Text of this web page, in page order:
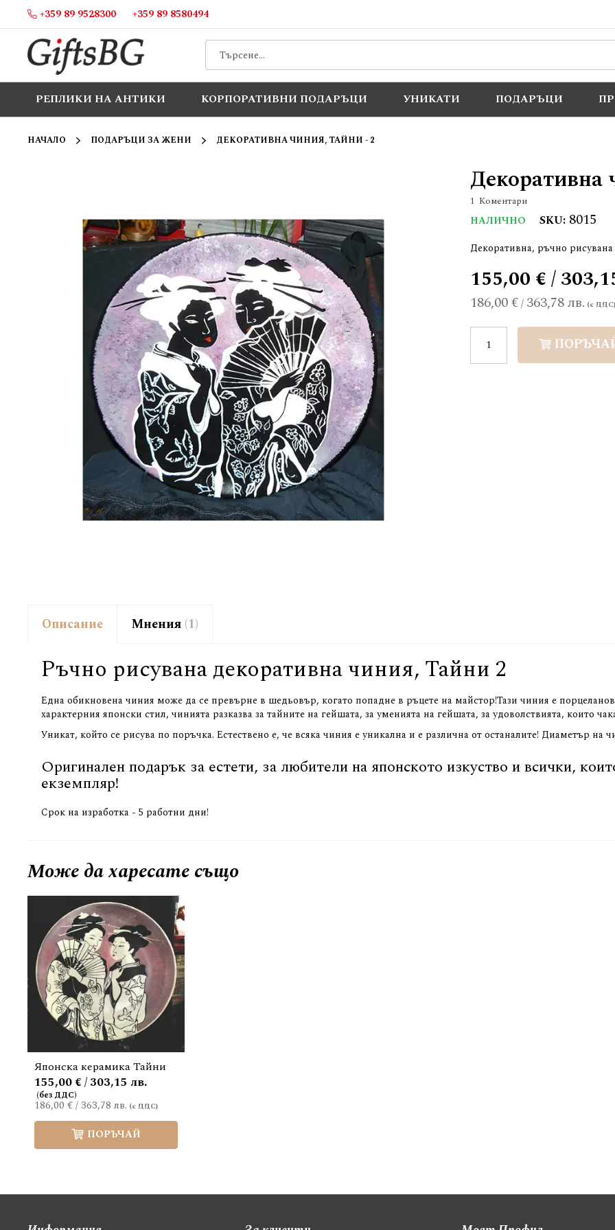
Прескачане
съдържанието
+359 89 9528300 +359 89 8580494
РЕПЛИКИ НА АНТИКИ КОРПОРАТИВНИ ПОДАРЪЦИ УНИКАТИ ПОДАРЪЦИ
НАЧАЛО ПОДАРЪЦИ ЗА ЖЕНИ ДЕКОРАТИВНА ЧИНИЯ, ТАЙНИ - 2
Декоративна
1 Коментари
НАЛИЧНО SKU 8015
Декоративна, ръчно
186,00 €/ 363,78 лв.
155,00 € /
Описание
Ръчно рисувана декоративна чиния, Тайни 2
Една обикновена чиния може да се превърне в шедьовър, когато попадне в ръцете на майстор!Тази чиния е
характерния японски стил, чинията разказва за тайните на гейшата, за уменията на гейшата, за удоволствията, които
Уникат, който се рисува по поръчка. Естествено е, че всяка чиния е уникална и е различна от останалите! Диаметър на
Оригинален подарък за естети, за любители на японското изкуство и всички,
екземпляр!
Срок на изработка - 5 работни дни!
Мнения 1
Може дахаресате също
Японска керамика Тайни
186,00 €/ 363,78 лв.
155,00 € / 303,15 лв.
ПОРЪЧАЙ